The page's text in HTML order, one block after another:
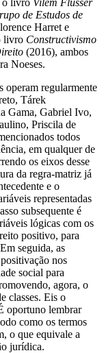
o livro Vilém Flusser
de Estudos de
Harret e
livro Constructivismo
(2016), ambos
Noeses.
operam regularmente
Tárek
Gama, Gabriel Ivo,
Priscila de
todos
em qualquer de
os eixos desse
da regra-matriz já
e o
representadas
subsequente é
lógicas com os
positivo, para
seguida, as
nos
social para
agora, o
classes. Eis o
oportuno lembrar
como os termos
o que equivale a
jurídica.